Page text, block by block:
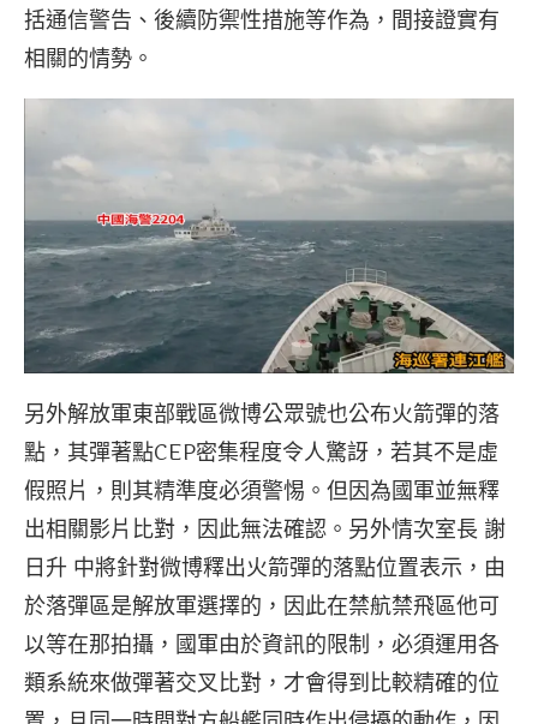
括通信警告、後續防禦性措施等作為，間接證實有
相關的情勢。
另外解放軍東部戰區微博公眾號也公布火箭彈的落
點，其彈著點CEP密集程度令人驚訝，若其不是虛
假照片，則其精準度必須警惕。但因為國軍並無釋
出相關影片比對，因此無法確認。另外情次室長 謝
日升 中將針對微博釋出火箭彈的落點位置表示，由
於落彈區是解放軍選擇的，因此在禁航禁飛區他可
以等在那拍攝，國軍由於資訊的限制，必須運用各
類系統來做彈著交叉比對，才會得到比較精確的位